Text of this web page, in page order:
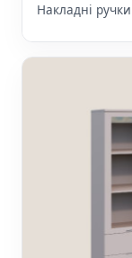
Накладні ручки